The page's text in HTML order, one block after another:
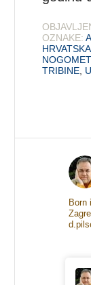
OZNAKE:
NOGOMET,
TRIBINE
Born